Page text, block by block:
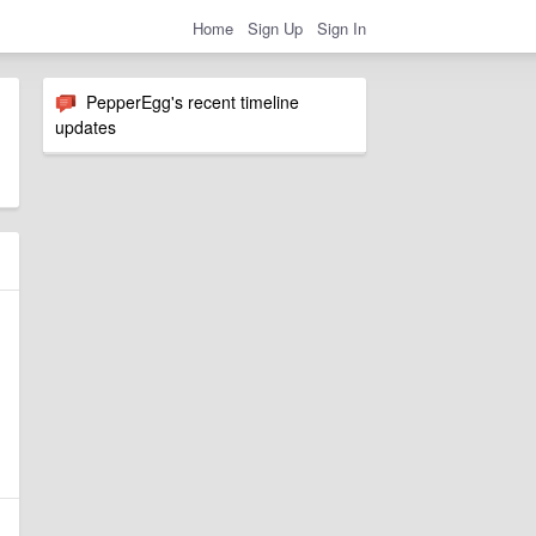
Home Sign Up Sign In
PepperEgg's recent timeline
updates